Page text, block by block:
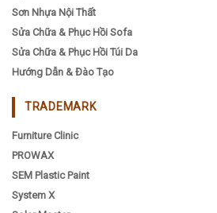
Sơn Nhựa Nội Thất
Sửa Chữa & Phục Hồi Sofa
Sửa Chữa & Phục Hồi Túi Da
Hướng Dẫn & Đào Tạo
TRADEMARK
Furniture Clinic
PROWAX
SEM Plastic Paint
System X